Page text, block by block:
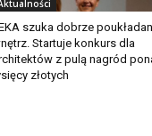
szuka dobrze
Startuje konkurs dla
z pulą nagród
złotych